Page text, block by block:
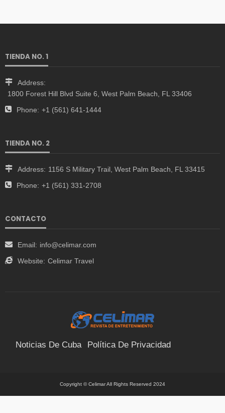
TIENDA NO. 1
Address:
1800 Forest Hill Blvd Suite 6, West Palm Beach, FL 33406
Phone: +1 (561) 641-1444
TIENDA NO. 2
Address: 1156 S Military Trail, West Palm Beach, FL 33415
Phone: +1 (561) 331-2708
CONTACTO
Email: info@celimar.com
Website: Celimar Travel
Noticias De Cuba Política De Privacidad
Copyright © Celimar All Rights Reserved 2024